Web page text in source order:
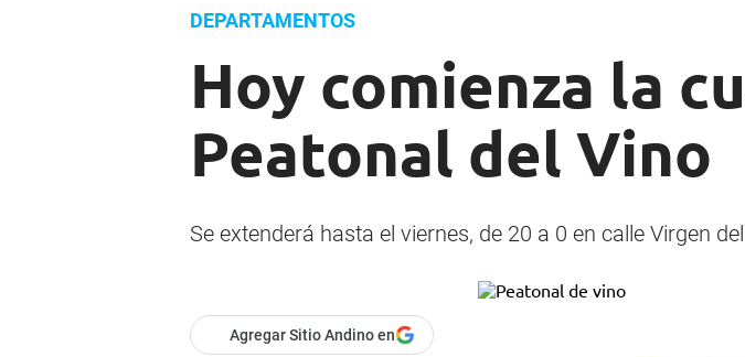
DEPARTAMENTOS
Hoy comienza la
Peatonal del Vino
Se extenderá hasta el viernes, de 20 a 0 en calle Virgen
Agregar Sitio Andino en